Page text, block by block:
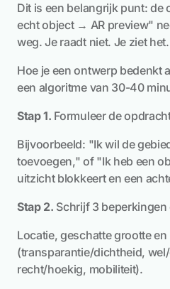
Dit is een belangrijk punt:
echt object → AR preview"
weg. Je raadt niet. Je ziet het.
Hoe je een ontwerp bedenkt
een algoritme van 30-40
Stap 1. Formuleer de
Bijvoorbeeld: "Ik wil de
toevoegen," of "Ik heb een
uitzicht blokkeert en een
Stap 2. Schrijf 3 beperkingen
Locatie, geschatte grootte
(transparantie/dichtheid,
recht/hoekig, mobiliteit).